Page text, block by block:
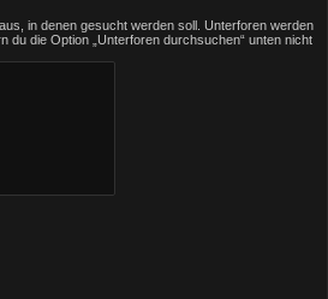
in denen gesucht werden soll. Unterforen werden
du die Option „Unterforen durchsuchen“ unten nicht